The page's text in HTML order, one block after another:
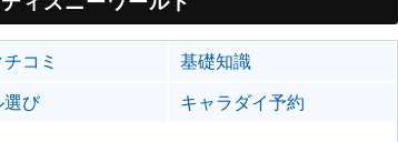
コミ
基礎知識
選び
キャラダイ予約